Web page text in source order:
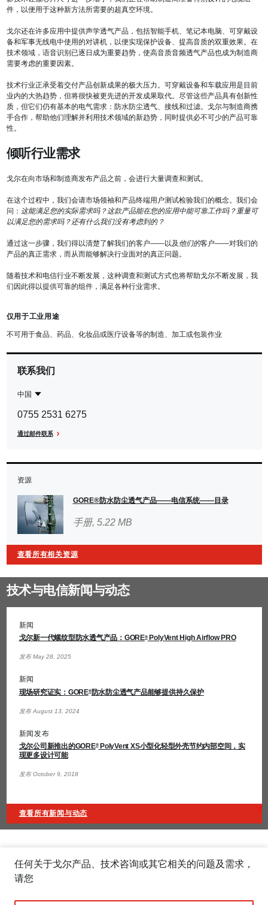
件，以便用于这种新方法所需要的超真空环境。
戈尔还在许多应用中提供声学透气产品，包括智能手机、笔记本电脑、可穿戴设
备和军事无线电中使用的对讲机，以便实现保护设备、提高音质的双重效果。在
技术领域，语音识别已逐日成为重要趋势，使高音质音频透气产品也成为制造商
需要考虑的重要因素。
技术行业正承受着交付产品创新成果的极大压力。可穿戴设备和车载应用是目前
业内的大热趋势，但将很快被更先进的开发成果取代。尽管这些产品具有创新性
质，但它们仍有基本的电气需求：防水防尘透气、接线和过滤。戈尔与制造商携
手合作，帮助他们理解并利用技术领域的新趋势，同时提供必不可少的产品可靠
性。
倾听行业需求
戈尔在向市场和制造商发布产品之前，会进行大量调查和测试。
在这个过程中，我们会请市场领袖和产品终端用户测试检验我们的概念。我们会
问： 这能满足您的实际需求吗？这款产品能在您的应用中能可靠工作吗？重量可
以满足您的需求吗？还有什么我们没有考虑到的？
通过这一步骤，我们得以清楚了解我们的客户——以及 他们的客户——对我们的
产品的真正需求，而从而能够解决行业面对的真正问题。
随着技术和电信行业不断发展，这种调查和测试方式也将帮助戈尔不断发展，我
们因此得以提供可靠的组件，满足各种行业需求。
仅用于工业用途
不可用于食品、药品、化妆品或医疗设备等的制造、加工或包装作业
联系我们
中国
中
国
0755 2531 6275
通过邮件联系
资源
GORE®防水防尘透气产品——电信系统——目录
手册, 5.22 MB
查看所有相关资源
技术与电信新闻与动态
新闻
戈尔新一代螺纹型防水透气产品：GORE®PolyVent High Airflow PRO
发布 May 28, 2025
新闻
现场研究证实：GORE®防水防尘透气产品能够提供持久保护
发布 August 13, 2024
新闻发布
戈尔公司新推出的GORE®PolyVent XS小型化轻型外壳节约内部空间，实
现更多设计可能
发布 October 9, 2018
查看所有新闻与动态
任何关于戈尔产品、技术咨询或其它相关的问题及需求，
请您